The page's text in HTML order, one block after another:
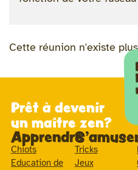
Cette réunion n'existe
Prêt à devenir
un maître zen?
Apprendre
Chiots
Education de
Tricks
Jeux